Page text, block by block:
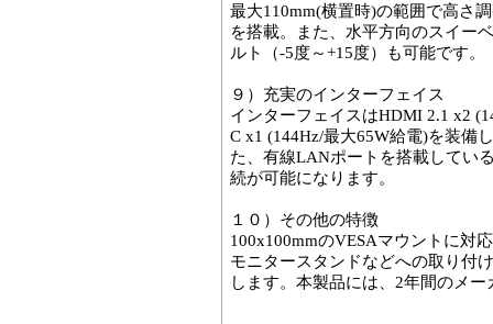
最大110mm(横置時)の範囲で高さ
を搭載。また、水平方向のスイー
ルト（-5度～+15度）も可能です。
９）充実のインターフェイス
インターフェイスはHDMI 2.1 x2
C x1 (144Hz/最大65W給電)を装備
た、有線LANポートを搭載してい
続が可能になります。
１０）その他の特徴
100x100mmのVESAマウントに対
モニタースタンドなどへの取り付
します。本製品には、2年間のメ